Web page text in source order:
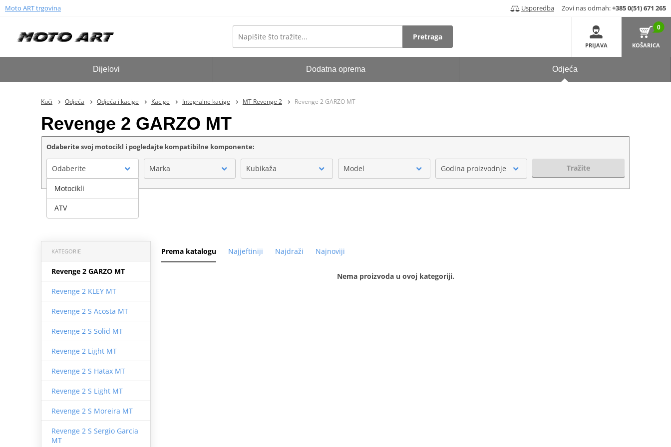
Moto ART trgovina Usporedba Zovi nas odmah:+385 0(51) 671 265
Pretraga
PRIJAVA
0
KOŠARICA
Dijelovi Dodatna oprema Odjeća
Kući Odjeća Odjeća i kacige Kacige Integralne kacige MT Revenge 2 Revenge 2 GARZO MT
Revenge 2 GARZO MT
Odaberite svoj motocikl i pogledajte kompatibilne komponente:
Odaberite Marka Kubikaža Model Godina proizvodnje Tražite
Prema katalogu Najjeftiniji Najdraži Najnoviji
KATEGORIE
Revenge 2 GARZO MT
Revenge 2 KLEY MT
Revenge 2 S Acosta MT
Revenge 2 S Solid MT
Revenge 2 Light MT
Revenge 2 S Hatax MT
Revenge 2 S Light MT
Revenge 2 S Moreira MT
Revenge 2 S Sergio Garcia
MT
Nema proizvoda u ovoj kategoriji.
Motocikli
ATV